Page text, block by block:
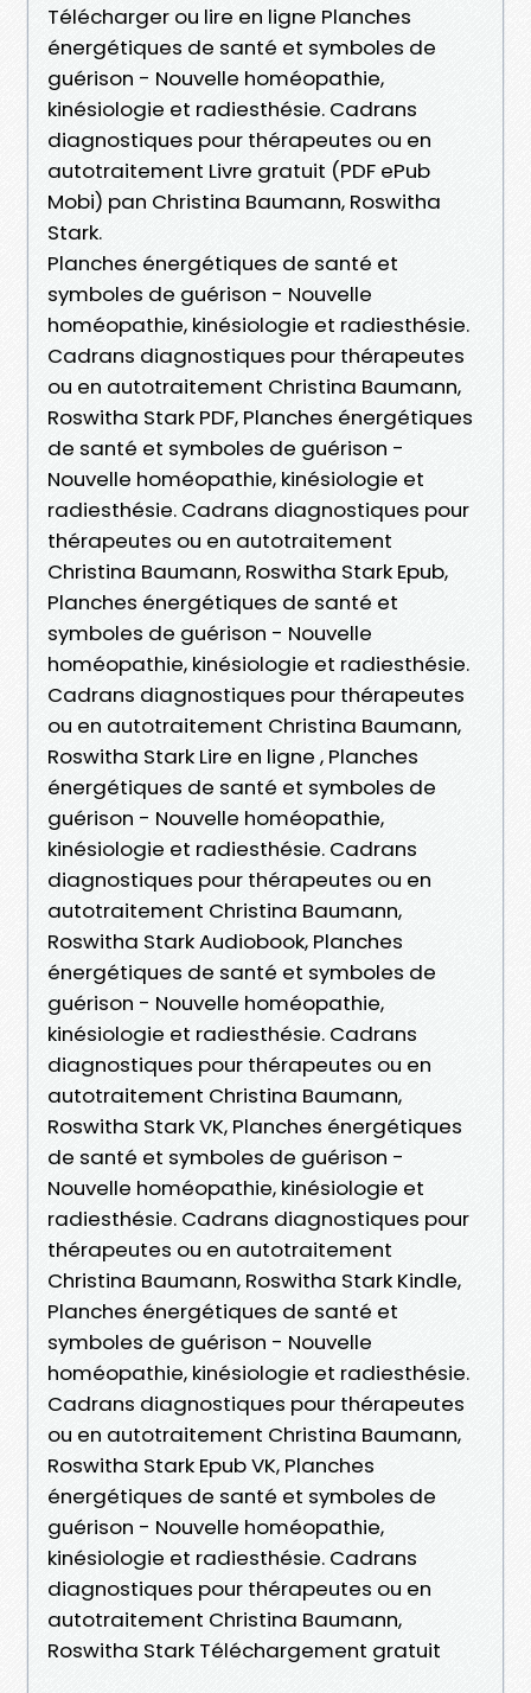
Télécharger ou lire en ligne Planches
énergétiques de santé et symboles de
guérison - Nouvelle homéopathie,
kinésiologie et radiesthésie. Cadrans
diagnostiques pour thérapeutes ou en
autotraitement Livre gratuit (PDF ePub
Mobi) pan Christina Baumann, Roswitha
Stark.
Planches énergétiques de santé et
symboles de guérison - Nouvelle
homéopathie, kinésiologie et radiesthésie.
Cadrans diagnostiques pour thérapeutes
ou en autotraitement Christina Baumann,
Roswitha Stark PDF, Planches énergétiques
de santé et symboles de guérison -
Nouvelle homéopathie, kinésiologie et
radiesthésie. Cadrans diagnostiques pour
thérapeutes ou en autotraitement
Christina Baumann, Roswitha Stark Epub,
Planches énergétiques de santé et
symboles de guérison - Nouvelle
homéopathie, kinésiologie et radiesthésie.
Cadrans diagnostiques pour thérapeutes
ou en autotraitement Christina Baumann,
Roswitha Stark Lire en ligne , Planches
énergétiques de santé et symboles de
guérison - Nouvelle homéopathie,
kinésiologie et radiesthésie. Cadrans
diagnostiques pour thérapeutes ou en
autotraitement Christina Baumann,
Roswitha Stark Audiobook, Planches
énergétiques de santé et symboles de
guérison - Nouvelle homéopathie,
kinésiologie et radiesthésie. Cadrans
diagnostiques pour thérapeutes ou en
autotraitement Christina Baumann,
Roswitha Stark VK, Planches énergétiques
de santé et symboles de guérison -
Nouvelle homéopathie, kinésiologie et
radiesthésie. Cadrans diagnostiques pour
thérapeutes ou en autotraitement
Christina Baumann, Roswitha Stark Kindle,
Planches énergétiques de santé et
symboles de guérison - Nouvelle
homéopathie, kinésiologie et radiesthésie.
Cadrans diagnostiques pour thérapeutes
ou en autotraitement Christina Baumann,
Roswitha Stark Epub VK, Planches
énergétiques de santé et symboles de
guérison - Nouvelle homéopathie,
kinésiologie et radiesthésie. Cadrans
diagnostiques pour thérapeutes ou en
autotraitement Christina Baumann,
Roswitha Stark Téléchargement gratuit